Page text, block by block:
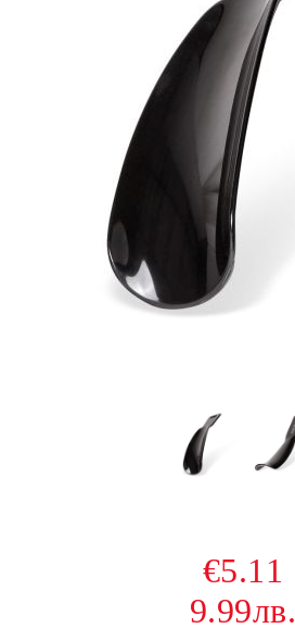
€5.11
9.99лв.